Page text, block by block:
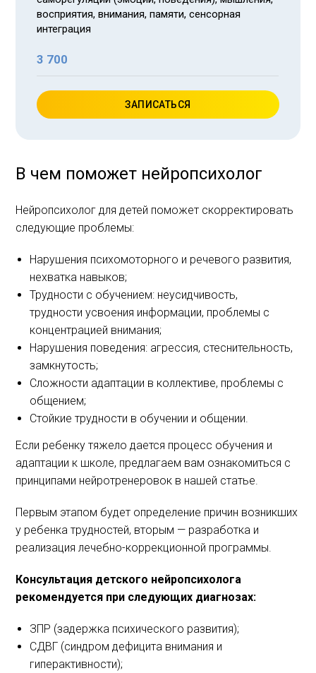
восприятия, внимания, памяти, сенсорная
интеграция
3 700
ЗАПИСАТЬСЯ
В чем поможет нейропсихолог
Нейропсихолог для детей поможет скорректировать
следующие проблемы:
Нарушения психомоторного и речевого развития,
нехватка навыков;
Трудности с обучением: неусидчивость,
трудности усвоения информации, проблемы с
концентрацией внимания;
Нарушения поведения: агрессия, стеснительность,
замкнутость;
Сложности адаптации в коллективе, проблемы с
общением;
Стойкие трудности в обучении и общении.
Если ребенку тяжело дается процесс обучения и
адаптации к школе, предлагаем вам ознакомиться с
принципами нейротренеровок в нашей статье.
Первым этапом будет определение причин возникших
у ребенка трудностей, вторым — разработка и
реализация лечебно-коррекционной программы.
Консультация детского нейропсихолога
рекомендуется при следующих диагнозах:
ЗПР (задержка психического развития);
СДВГ (синдром дефицита внимания и
гиперактивности);